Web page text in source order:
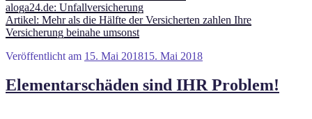
aloga24.de: Unfallversicherung
Artikel: Mehr als die Hälfte der Versicherten zahlen Ihre
Versicherung beinahe umsonst
Veröffentlicht am 15. Mai 201815. Mai 2018
Elementarschäden sind IHR Problem!